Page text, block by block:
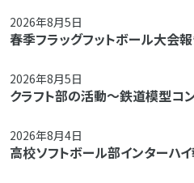
2026年8月5日
春季フラッグフットボール大会
2026年8月5日
クラフト部の活動～鉄道模型コ
2026年8月4日
高校ソフトボール部インターハ